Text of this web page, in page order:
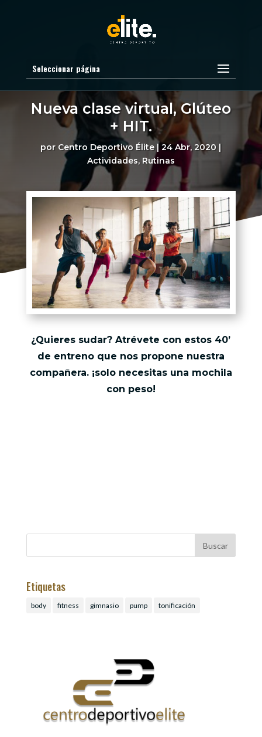
Seleccionar página
Nueva clase virtual, Glúteo
+ HIT.
por Centro Deportivo Élite|24 Abr, 2020|
Actividades, Rutinas
¿Quieres sudar? Atrévete con estos 40’
de entreno que nos propone nuestra
compañera. ¡solo necesitas una mochila
con peso!
Etiquetas
body fitness gimnasio pump tonificación